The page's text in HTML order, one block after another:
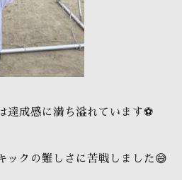
達成感に満ち溢れています⚽️
ックの難しさに苦戦しました😅